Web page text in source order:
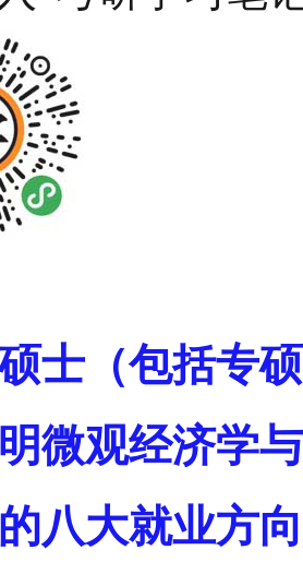
士（包括专
微观经济学
八大就业方